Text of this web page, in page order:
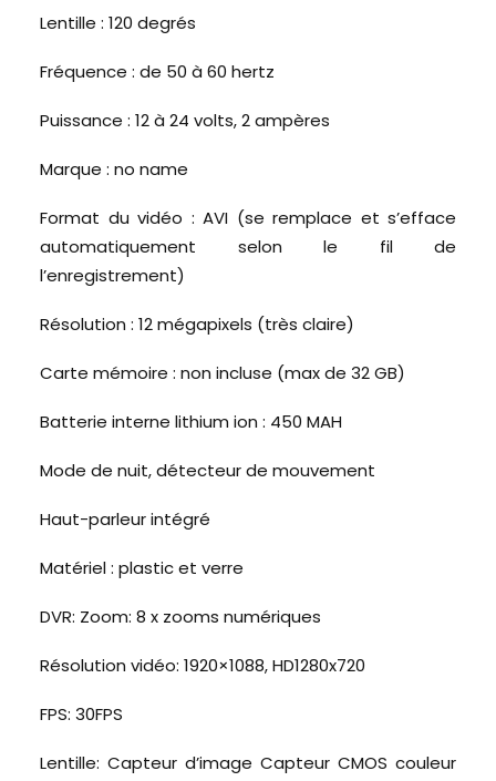
Lentille : 120 degrés
Fréquence : de 50 à 60 hertz
Puissance : 12 à 24 volts, 2 ampères
Marque : no name
Format du vidéo : AVI (se remplace et s’efface
automatiquement selon le fil de
l’enregistrement)
Résolution : 12 mégapixels (très claire)
Carte mémoire : non incluse (max de 32 GB)
Batterie interne lithium ion : 450 MAH
Mode de nuit, détecteur de mouvement
Haut-parleur intégré
Matériel : plastic et verre
DVR: Zoom: 8 x zooms numériques
Résolution vidéo: 1920×1088, HD1280x720
FPS: 30FPS
Lentille: Capteur d’image Capteur CMOS couleur